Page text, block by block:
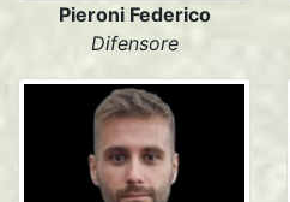
Pieroni Federico
Difensore